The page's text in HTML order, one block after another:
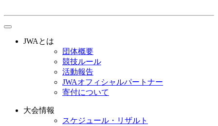
toggle
navigationJWAとは
団体概要
競技ルール
活動報告
JWAオフィシャルパートナー
寄付について
大会情報
スケジュール・リザルト